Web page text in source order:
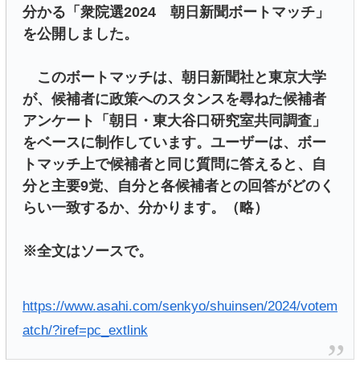
分かる「衆院選2024 朝日新聞ボートマッチ」
を公開しました。
このボートマッチは、朝日新聞社と東京大学
が、候補者に政策へのスタンスを尋ねた候補者
アンケート「朝日・東大谷口研究室共同調査」
をベースに制作しています。ユーザーは、ボー
トマッチ上で候補者と同じ質問に答えると、自
分と主要9党、自分と各候補者との回答がどのく
らい一致するか、分かります。（略）
※全文はソースで。
https://www.asahi.com/senkyo/shuinsen/2024/votem
atch/?iref=pc_extlink